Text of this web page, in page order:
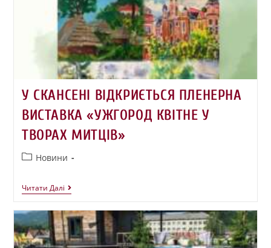
У СКАНСЕНІ ВІДКРИЄТЬСЯ ПЛЕНЕРНА
ВИСТАВКА «УЖГОРОД КВІТНЕ У
ТВОРАХ МИТЦІВ»
Новини
Читати Далі